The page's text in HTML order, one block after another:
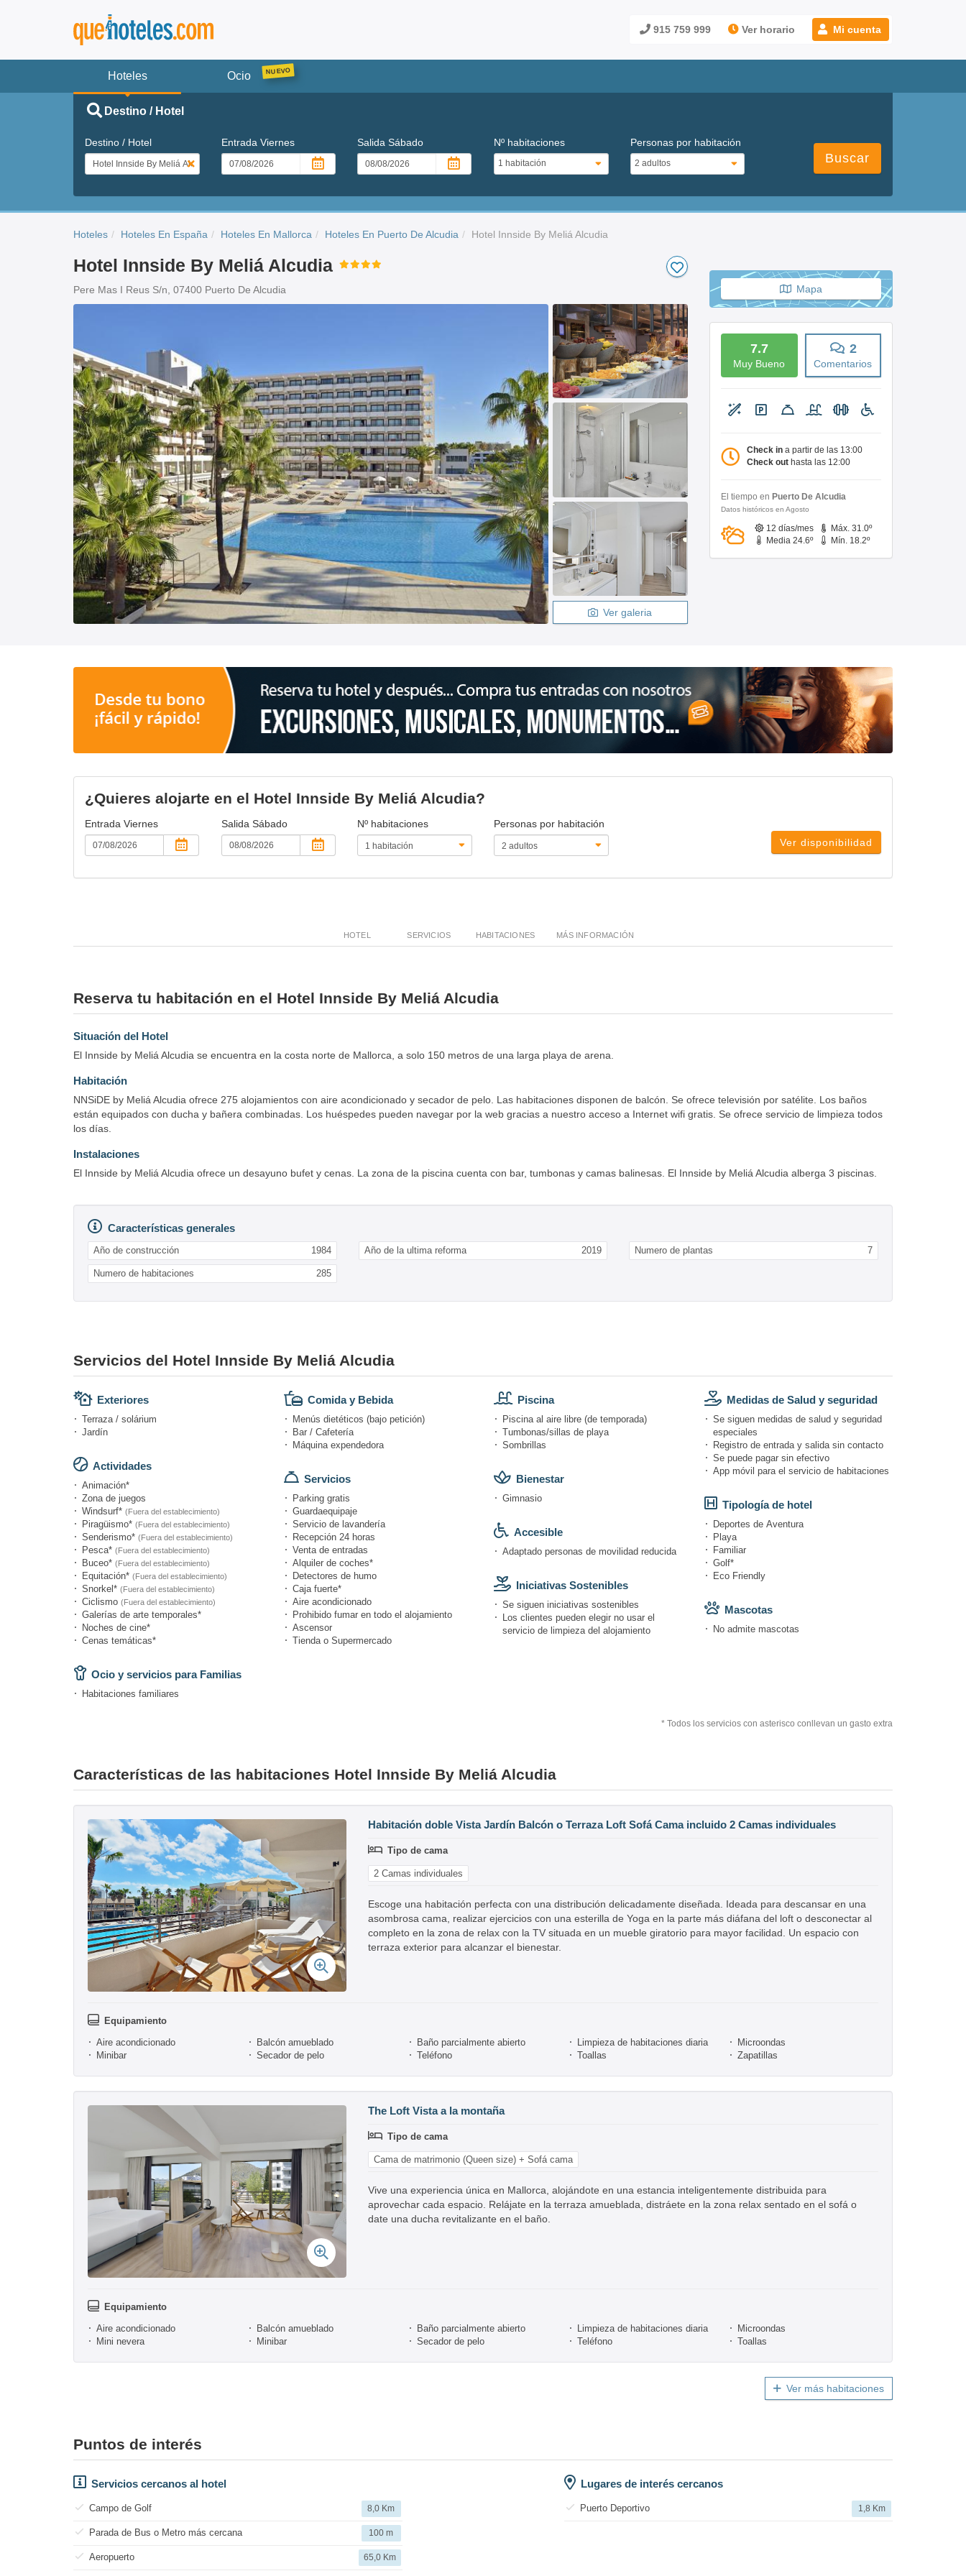
915 759 999 Ver horario Mi cuenta
Hoteles Ocio
Destino / Hotel
Destino / Hotel Entrada Viernes SalidaSábado Nº habitaciones Personas por habitación
Buscar
Hoteles Hoteles En España Hoteles En Mallorca Hoteles En Puerto De Alcudia Hotel Innside By Meliá Alcudia
Hotel Innside By Meliá Alcudia
Pere Mas I Reus S/n, 07400 Puerto De Alcudia
Ver galeria
Mapa
7.7
Muy Bueno
2
Comentarios
Check in a partir de las 13:00
Check out hasta las 12:00
El tiempo en Puerto De Alcudia
Datos históricos en Agosto
12 días/mes
Máx. 31.0º
Media 24.6º
Mín. 18.2º
¿Quieres alojarte en el Hotel Innside By Meliá Alcudia?
Entrada Viernes Salida Sábado Nº habitaciones
Personas por habitación
Ver disponibilidad
HOTEL SERVICIOS HABITACIONES MÁS INFORMACIÓN
Reserva tu habitación en el Hotel Innside By Meliá Alcudia
Situación del Hotel
El Innside by Meliá Alcudia se encuentra en la costa norte de Mallorca, a solo 150 metros de una larga playa de arena.
Habitación
NNSiDE by Meliá Alcudia ofrece 275 alojamientos con aire acondicionado y secador de pelo. Las habitaciones disponen de balcón. Se ofrece televisión por satélite. Los baños
están equipados con ducha y bañera combinadas. Los huéspedes pueden navegar por la web gracias a nuestro acceso a Internet wifi gratis. Se ofrece servicio de limpieza todos
los días.
Instalaciones
El Innside by Meliá Alcudia ofrece un desayuno bufet y cenas. La zona de la piscina cuenta con bar, tumbonas y camas balinesas. El Innside by Meliá Alcudia alberga 3 piscinas.
Características generales
Año de construcción 1984 Año de la ultima reforma 2019 Numero de plantas 7
Numero de habitaciones 285
Servicios del Hotel Innside By Meliá Alcudia
Exteriores
Terraza / solárium
Jardín
Actividades
Animación*
Zona de juegos
Windsurf* (Fuera del establecimiento)
Piragüismo* (Fuera del establecimiento)
Senderismo* (Fuera del establecimiento)
Pesca* (Fuera del establecimiento)
Buceo* (Fuera del establecimiento)
Equitación* (Fuera del establecimiento)
Snorkel* (Fuera del establecimiento)
Ciclismo (Fuera del establecimiento)
Galerías de arte temporales*
Noches de cine*
Cenas temáticas*
Ocio y servicios para Familias
Habitaciones familiares
Comida y Bebida
Menús dietéticos (bajo petición)
Bar / Cafetería
Máquina expendedora
Servicios
Parking gratis
Guardaequipaje
Servicio de lavandería
Recepción 24 horas
Venta de entradas
Alquiler de coches*
Detectores de humo
Caja fuerte*
Aire acondicionado
Prohibido fumar en todo el alojamiento
Ascensor
Tienda o Supermercado
Piscina
Piscina al aire libre (de temporada)
Tumbonas/sillas de playa
Sombrillas
Bienestar
Gimnasio
Accesible
Adaptado personas de movilidad reducida
Iniciativas Sostenibles
Se siguen iniciativas sostenibles
Los clientes pueden elegir no usar el
servicio de limpieza del alojamiento
Medidas de Salud y seguridad
Se siguen medidas de salud y seguridad
especiales
Registro de entrada y salida sin contacto
Se puede pagar sin efectivo
App móvil para el servicio de habitaciones
Tipología de hotel
Deportes de Aventura
Playa
Familiar
Golf*
Eco Friendly
Mascotas
No admite mascotas
* Todos los servicios con asterisco conllevan un gasto extra
Características de las habitaciones Hotel Innside By Meliá Alcudia
Habitación doble Vista Jardín Balcón o Terraza Loft Sofá Cama incluido 2 Camas individuales
Tipo de cama
2 Camas individuales
Escoge una habitación perfecta con una distribución delicadamente diseñada. Ideada para descansar en una
asombrosa cama, realizar ejercicios con una esterilla de Yoga en la parte más diáfana del loft o desconectar al
completo en la zona de relax con la TV situada en un mueble giratorio para mayor facilidad. Un espacio con
terraza exterior para alcanzar el bienestar.
Equipamiento
Aire acondicionado
Balcón amueblado Baño parcialmente abierto Limpieza de habitaciones diaria
Microondas
Minibar
Secador de pelo Teléfono Toallas Zapatillas
The Loft Vista a la montaña
Tipo de cama
Cama de matrimonio (Queen size) + Sofá cama
Vive una experiencia única en Mallorca, alojándote en una estancia inteligentemente distribuida para
aprovechar cada espacio. Relájate en la terraza amueblada, distráete en la zona relax sentado en el sofá o
date una ducha revitalizante en el baño.
Equipamiento
Aire acondicionado
Balcón amueblado Baño parcialmente abierto Limpieza de habitaciones diaria
Microondas
Mini nevera
Minibar Secador de pelo Teléfono Toallas
Ver más habitaciones
Puntos de interés
Servicios cercanos al hotel
Campo de Golf 8,0 Km
Parada de Bus o Metro más cercana 100 m
Aeropuerto 65,0 Km
Lugares de interés cercanos
Puerto Deportivo 1,8 Km